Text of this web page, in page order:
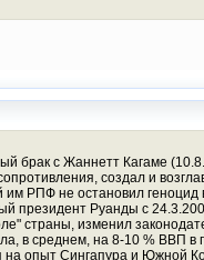
брак с Жаннетт Кагаме
создал и
РПФ не остановил геноцид
президент Руанды с
страны, изменил
в среднем, на 8-10 % ВВП в
опыт Сингапура и Южной